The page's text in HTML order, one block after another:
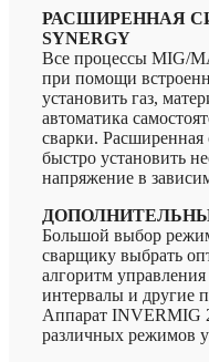
РАСШИРЕННАЯ
SYNERGY
Все процессы MIG/
при помощи
установить газ,
автоматика
сварки. Расширенная
быстро установить
напряжение в
Большой выбор
сварщику выбрать
алгоритм управления
интервалы и другие
Аппарат INVERMIG
различных режимов